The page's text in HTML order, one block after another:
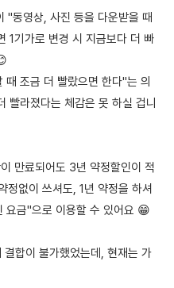
"동영상, 사진 등을 다운받을 때
1기가로 변경 시 지금보다 더 빠
조금 더 빨랐으면 한다"는 의
빨라졌다는 체감은 못 하실 겁니
만료되어도 3년 약정할인이 적
정없이 쓰셔도, 1년 약정을 하셔
요금"으로 이용할 수 있어요 😁
합이 불가했었는데, 현재는 가